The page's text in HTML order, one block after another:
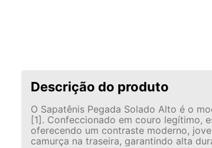
Descrição do produto
O Sapatênis Pegada Solado Alto é o
[1]. Confeccionado em couro legítimo,
oferecendo um contraste moderno,
camurça na traseira, garantindo alta